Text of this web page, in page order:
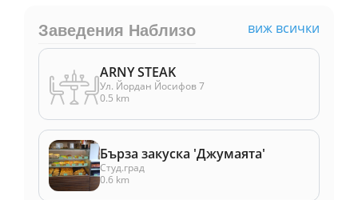
Заведения Наблизо виж всички
ARNY STEAK
Ул. Йордан Йосифов 7
0.5 km
Бърза закуска 'Джумаята'
Студ.град
0.6 km